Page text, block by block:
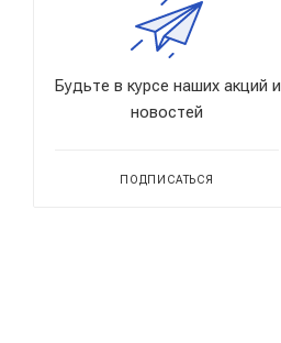
Будьте в курсе наших акций и
новостей
ПОДПИСАТЬСЯ